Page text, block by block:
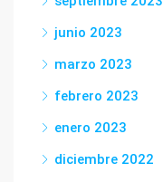
junio 2023
marzo 2023
febrero 2023
enero 2023
diciembre 2022